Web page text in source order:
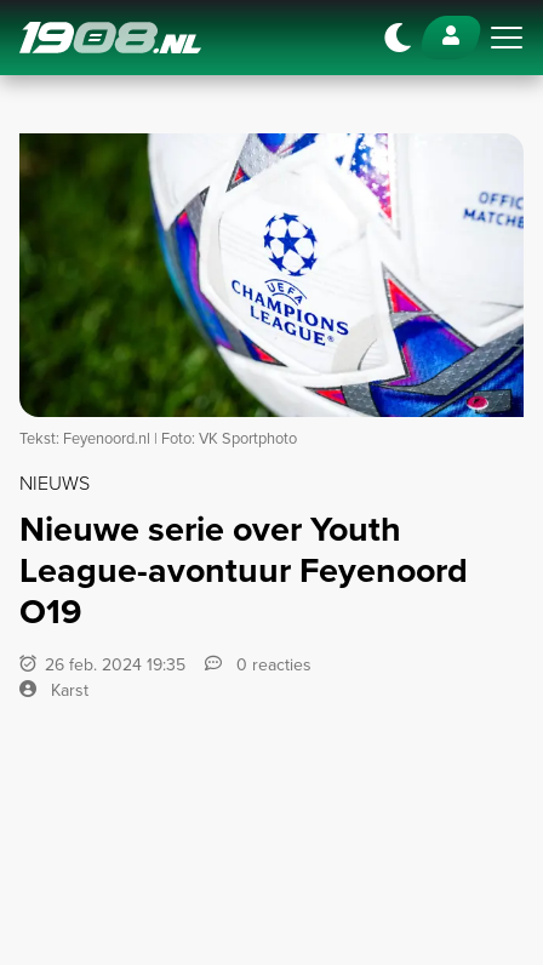
Navigation
Tekst: Feyenoord.nl | Foto: VK Sportphoto
NIEUWS
Nieuwe serie over Youth
League-avontuur Feyenoord
O19
26 feb. 2024 19:35
0 reacties
Karst